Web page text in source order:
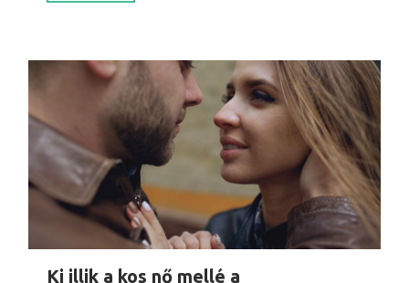
Ki illik a kos nő mellé a